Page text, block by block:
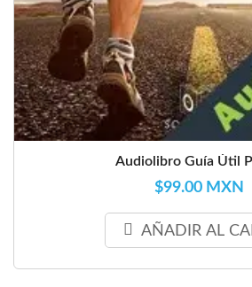
Audiolibro Guía Útil
$99.00 MXN
AÑADIR AL